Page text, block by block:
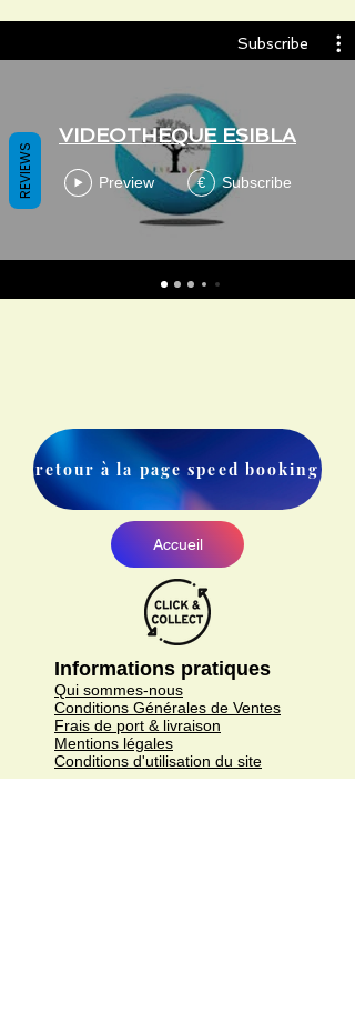
Subscribe
VIDEOTHEQUE ESIBLA
Preview € Subscribe
retour à la page speed booking
Accueil
Informations pratiques
Qui sommes-nous
Conditions Générales de Ventes
Frais de port & livraison
Mentions légales
Conditions d'utilisation du site
REVIEWS